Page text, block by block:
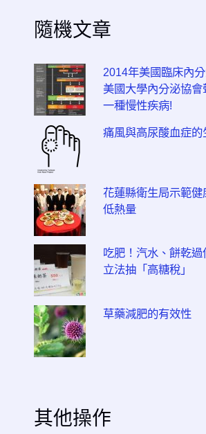
隨機文章
2014年美國臨床內
美國大學內分泌協
一種慢性疾病!
痛風與高尿酸血症的
花蓮縣衛生局示範
低熱量
吃肥！汽水、餅乾
立法抽「高糖稅」
草藥減肥的有效性
其他操作